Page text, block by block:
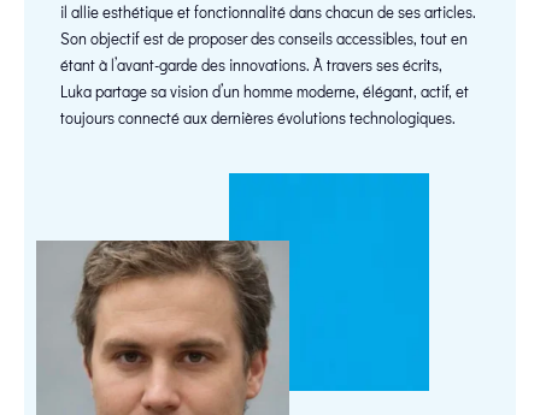
il allie esthétique et fonctionnalité dans chacun de ses articles.
Son objectif est de proposer des conseils accessibles, tout en
étant à l’avant-garde des innovations. À travers ses écrits,
Luka partage sa vision d’un homme moderne, élégant, actif, et
toujours connecté aux dernières évolutions technologiques.